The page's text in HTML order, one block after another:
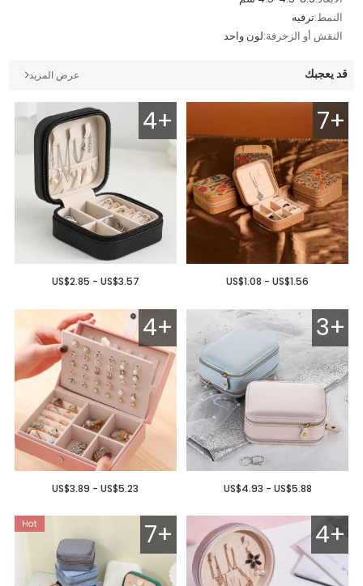
النمط:ترفيه
النقش أو الزخرفة:لون واحد
قد يعجبك عرض المزيد
7+
US$1.08 - US$1.56
4+
US$2.85 - US$3.57
3+
US$4.93 - US$5.88
4+
US$3.89 - US$5.23
4+
7+